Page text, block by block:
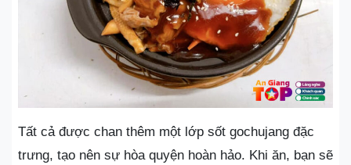
Tất cả được chan thêm một lớp sốt gochujang đặc
trưng, tạo nên sự hòa quyện hoàn hảo. Khi ăn, bạn sẽ